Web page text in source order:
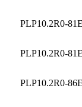
PLP10.2R0-
PLP10.2R0-
PLP10.2R0-